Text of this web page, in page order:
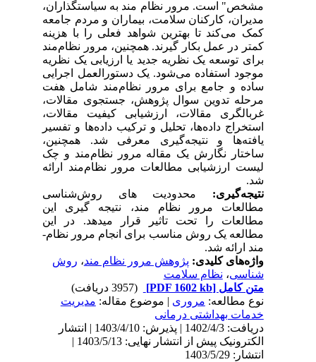
مشخص" است. مرور نظام­ مند به سیاستگذاران،
مدیران، کارکنان سلامت، بیماران و مردم جامعه
کمک می‌کند تا بهترین شواهد فعلی را با هزینه
کمتر در عمل بکار گیرند. همچنین، مرور نظام‌مند
برای توسعه یک نظریه جدید یا ارزیابی یک نظریه
موجود استفاده می‌شود. یک دستورالعمل اجرایی
ساده و جامع برای مرور نظام‌مند شامل هفت
مرحله تدوین سوال پژوهش، جستجوی مقالات،
غربالگری مقالات، ارزشیابی کیفیت مقالات،
استخراج داده‌ها، تحلیل و ترکیب داده‌ها و تفسیر
یافته‌ها و نتیجه‌گیری معرفی شد. همچنین،
ساختار نگارش یک مقاله مرور نظام‌مند و چک
لیست ارزشیابی مطالعات مرور نظام‌مند ارائه
شد.
نتیجه‌گیری:محدودیت ­های روش‌شناسی
مطالعات مرور نظام­ مند، نتیجه­ گیری این
مطالعات را تحت تاثیر قرار می­دهد. در این
مطالعه یک روش مناسب برای انجام مرور نظام­
مند ارائه شد.
واژه‌های کلیدی:پژوهش مرور نظام مند،روش
شناسی،نظام سلامت
متن کامل[PDF 1602 kb]
نوع مطالعه:مروری| موضوع مقاله:مدیریت
خدمات بهداشتی درمانی
دریافت: 1402/4/3 | پذیرش: 1403/4/10 | انتشار
الکترونیک پیش از انتشار نهایی: 1403/5/13 |
انتشار: 1403/5/29